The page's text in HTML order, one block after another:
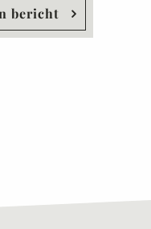
bericht